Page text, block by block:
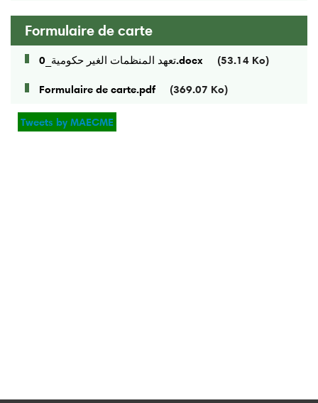
Formulaire de carte
تعهد المنظمات الغير حكومية_0.docx (53.14 Ko)
Formulaire de carte.pdf (369.07 Ko)
Tweets by MAECME